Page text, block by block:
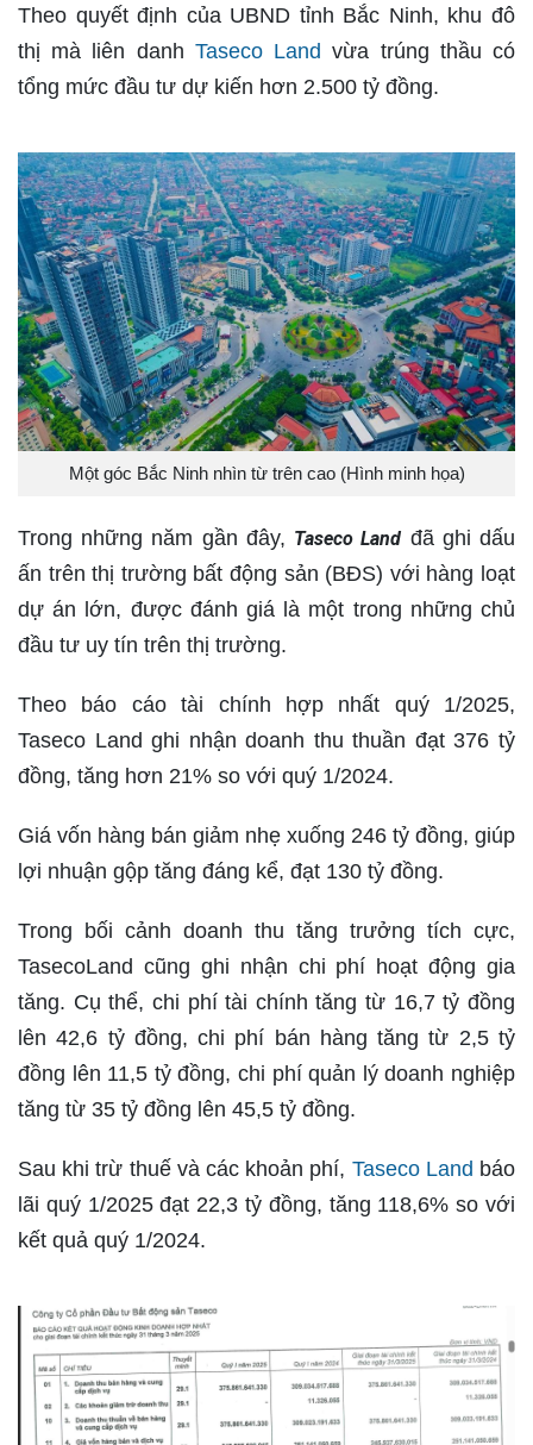
Theo quyết định của UBND tỉnh Bắc Ninh, khu đô
thị mà liên danh Taseco Landvừa trúng thầu có
tổng mức đầu tư dự kiến hơn 2.500 tỷ đồng.
Một góc Bắc Ninh nhìn từ trên cao (Hình minh họa)
Trong những năm gần đây, Taseco Land đã ghi dấu
ấn trên thị trường bất động sản (BĐS) với hàng loạt
dự án lớn, được đánh giá là một trong những chủ
đầu tư uy tín trên thị trường.
Theo báo cáo tài chính hợp nhất quý 1/2025,
Taseco Land ghi nhận doanh thu thuần đạt 376 tỷ
đồng, tăng hơn 21% so với quý 1/2024.
Giá vốn hàng bán giảm nhẹ xuống 246 tỷ đồng, giúp
lợi nhuận gộp tăng đáng kể, đạt 130 tỷ đồng.
Trong bối cảnh doanh thu tăng trưởng tích cực,
TasecoLand cũng ghi nhận chi phí hoạt động gia
tăng. Cụ thể, chi phí tài chính tăng từ 16,7 tỷ đồng
lên 42,6 tỷ đồng, chi phí bán hàng tăng từ 2,5 tỷ
đồng lên 11,5 tỷ đồng, chi phí quản lý doanh nghiệp
tăng từ 35 tỷ đồng lên 45,5 tỷ đồng.
Sau khi trừ thuế và các khoản phí, Taseco Land báo
lãi quý 1/2025 đạt 22,3 tỷ đồng, tăng 118,6% so với
kết quả quý 1/2024.